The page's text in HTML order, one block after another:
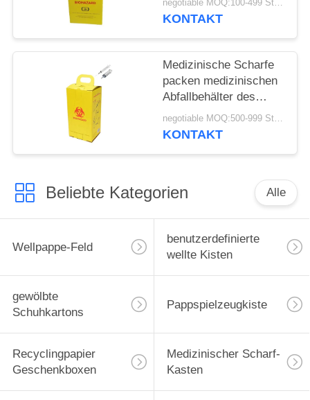
Sicherheits-Kasten-
negotiable MOQ:100-499 Stücke
KONTAKT
Medizinische Scharfe
packen medizinischen
Abfallbehälter des
scharfen Behälters für
Krankenhaus ein
negotiable MOQ:500-999 Stücke
KONTAKT
Beliebte Kategorien Alle
Wellpappe-Feld
benutzerdefinierte
wellte Kisten
gewölbte
Schuhkartons
Pappspielzeugkiste
Recyclingpapier
Geschenkboxen
Medizinischer Scharf-
Kasten